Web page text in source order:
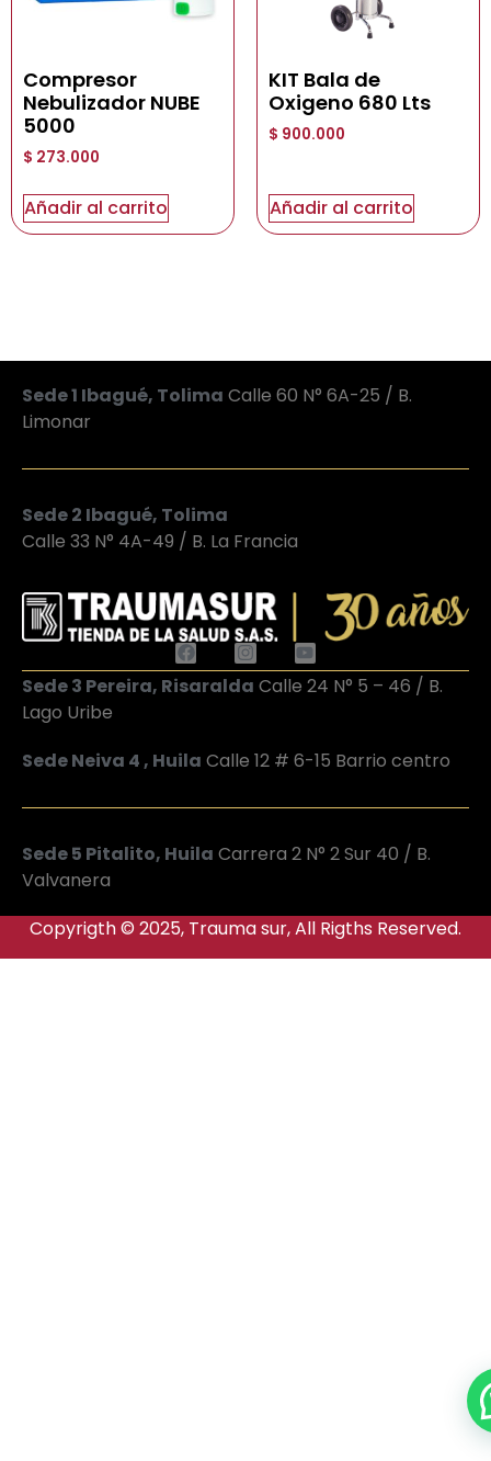
Compresor
Nebulizador NUBE
5000
$ 273.000
Añadir al carrito
KIT Bala de
Oxigeno 680 Lts
$ 900.000
Añadir al carrito
Sede 1 Ibagué, Tolima Calle 60 N° 6A-25 / B.
Limonar
Sede 2 Ibagué, Tolima
Calle 33 N° 4A-49 / B. La Francia
Sede 3 Pereira, Risaralda Calle 24 N° 5 – 46 / B.
Lago Uribe
Sede Neiva 4 , Huila Calle 12 # 6-15 Barrio centro
Sede 5 Pitalito, Huila Carrera 2 N° 2 Sur 40 / B.
Valvanera
Copyrigth © 2025, Trauma sur, All Rigths Reserved.